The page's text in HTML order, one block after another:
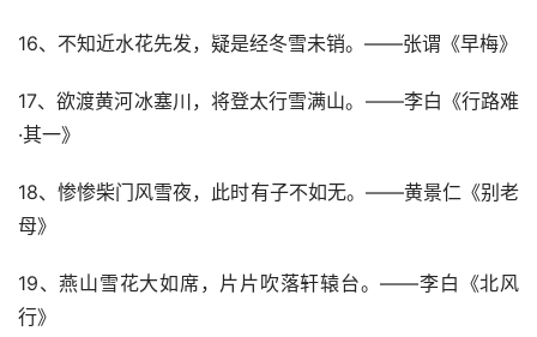
16、不知近水花先发，疑是经冬雪未销。——张谓《早梅》
17、欲渡黄河冰塞川，将登太行雪满山。——李白《行路难
·其一》
18、惨惨柴门风雪夜，此时有子不如无。——黄景仁《别老
母》
19、燕山雪花大如席，片片吹落轩辕台。——李白《北风
行》